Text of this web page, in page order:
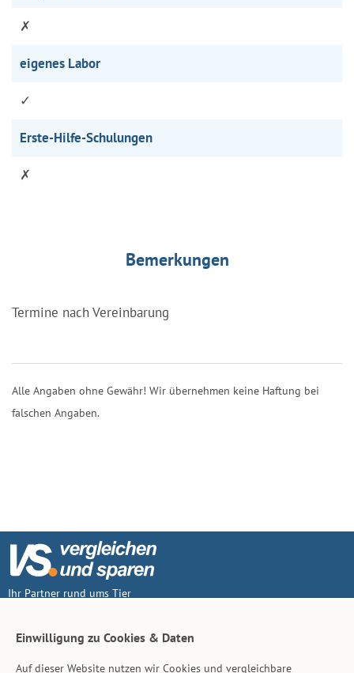
✗
eigenes Labor
✓
Erste-Hilfe-Schulungen
✗
Bemerkungen
Termine nach Vereinbarung
Alle Angaben ohne Gewähr! Wir übernehmen keine Haftung bei
falschen Angaben.
Ihr Partner rund ums Tier
Einwilligung zu Cookies & Daten
Auf dieser Website nutzen wir Cookies und vergleichbare